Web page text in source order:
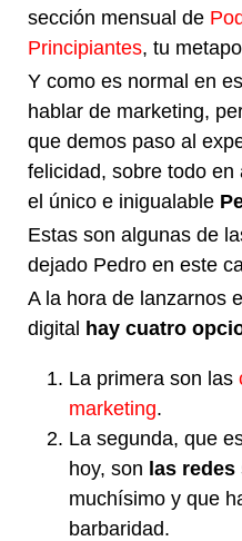
sección mensual de
Principiantes, tu
Y como es normal en
hablar de marketing,
que demos paso al
felicidad, sobre todo en
el único e inigualable
Estas son algunas de
dejado Pedro en este
A la hora de lanzarnos
digital hay cuatro
La primera son las
marketing.
La segunda, que
hoy, son las redes
muchísimo y que
barbaridad.